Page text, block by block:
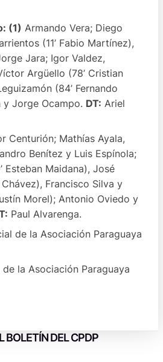
(1) Armando Vera; Diego
(11’ Fabio Martínez),
Jara; Igor Valdez,
Argüello (78’ Cristian
(84’ Fernando
y Jorge Ocampo. DT: Ariel
Centurión; Mathías Ayala,
Benítez y Luis Espínola;
Esteban Maidana), José
Francisco Silva y
Morel); Antonio Oviedo y
Paul Alvarenga.
de la Asociación Paraguaya
la Asociación Paraguaya
BOLETÍN DEL CPDP